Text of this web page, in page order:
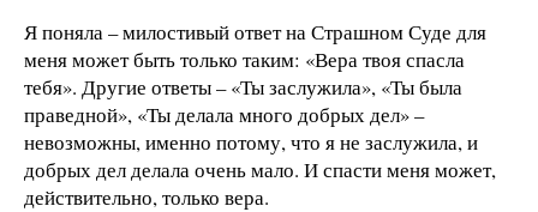
Я поняла – милостивый ответ на Страшном Суде для
меня может быть только таким: «Вера твоя спасла
тебя». Другие ответы – «Ты заслужила», «Ты была
праведной», «Ты делала много добрых дел» –
невозможны, именно потому, что я не заслужила, и
добрых дел делала очень мало. И спасти меня может,
действительно, только вера.